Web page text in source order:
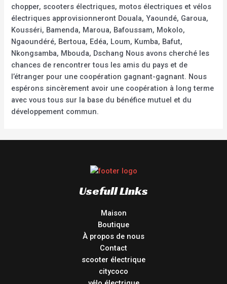
chopper, scooters électriques, motos électriques et vélos
électriques approvisionneront Douala, Yaoundé, Garoua,
Kousséri, Bamenda, Maroua, Bafoussam, Mokolo,
Ngaoundéré, Bertoua, Edéa, Loum, Kumba, Bafut,
Nkongsamba, Mbouda, Dschang Nous avons cherché les
chances de rencontrer tous les amis du pays et de
l’étranger pour une coopération gagnant-gagnant. Nous
espérons sincèrement avoir une coopération à long terme
avec vous tous sur la base du bénéfice mutuel et du
développement commun.
Usefull Links
Maison
Boutique
À propos de nous
Contact
scooter électrique
citycoco